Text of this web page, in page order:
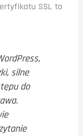
SSL to
silne
do